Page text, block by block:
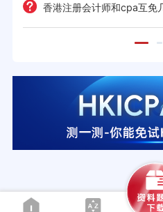
香港注册会计师和cpa互免